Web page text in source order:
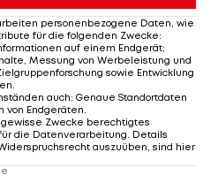
schwerer wie als
Cheftrainer aus
genauso gespielt, aber
Jeder hat
freute sich
personenbezogene Daten, wie
für die folgenden Zwecke:
auf einem Endgerät;
Messung von Werbeleistung und
sowie Entwicklung
.
auch: Genaue Standortdaten
von Endgeräten.
Zwecke berechtigtes
die Datenverarbeitung. Details
auszuüben, sind hier